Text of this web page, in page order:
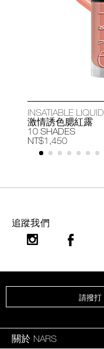
INSATIABLE
激情誘色腮紅露
10 SHADES
NT$1,450
追蹤我們
請撥打
關於 NARS